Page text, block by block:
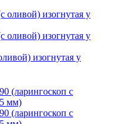
изогнутая у